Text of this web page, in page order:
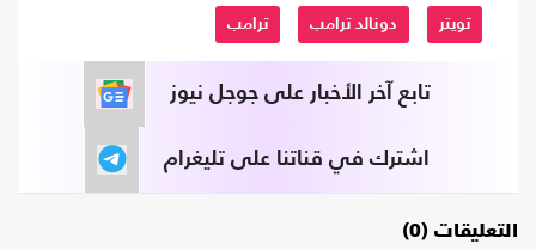
تويتر دونالد ترامب ترامب
تابع آخر الأخبار على جوجل نيوز
اشترك في قناتنا على تليغرام
التعليقات (0)